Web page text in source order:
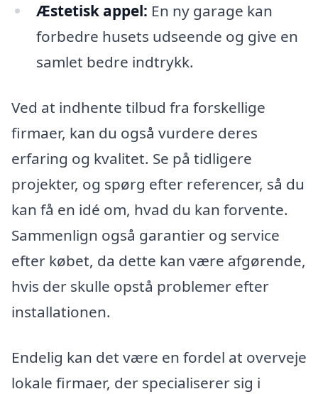
Æstetisk appel: En ny garage kan
forbedre husets udseende og give en
samlet bedre indtrykk.
Ved at indhente tilbud fra forskellige
firmaer, kan du også vurdere deres
erfaring og kvalitet. Se på tidligere
projekter, og spørg efter referencer, så du
kan få en idé om, hvad du kan forvente.
Sammenlign også garantier og service
efter købet, da dette kan være afgørende,
hvis der skulle opstå problemer efter
installationen.
Endelig kan det være en fordel at overveje
lokale firmaer, der specialiserer sig i